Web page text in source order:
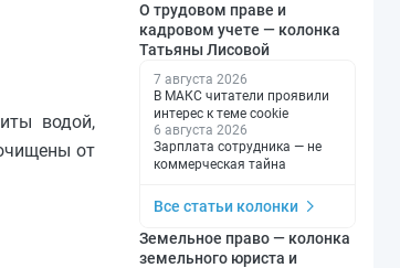
водой,
от
О трудовом праве и
кадровом учете — колонка
Татьяны Лисовой
7 августа 2026
В МАКС читатели проявили
интерес к теме cookie
6 августа 2026
Зарплата сотрудника — не
коммерческая тайна
Все статьи колонки
Земельное право — колонка
земельного юриста и